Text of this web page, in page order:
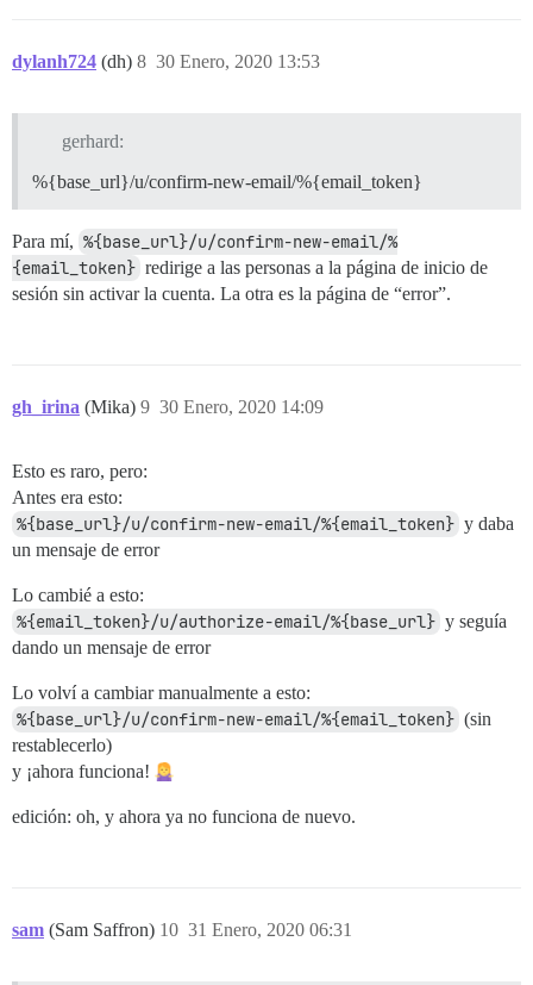
dylanh724 (dh) 30 Enero, 2020 13:53
8
gerhard:
%{base_url}/u/confirm-new-email/%{email_token}
Para mí, %{base_url}/u/confirm-new-email/%
{email_token} redirige a las personas a la página de inicio de
sesión sin activar la cuenta. La otra es la página de “error”.
gh_irina (Mika) 30 Enero, 2020 14:09
9
Esto es raro, pero:
Antes era esto:
%{base_url}/u/confirm-new-email/%{email_token} y daba
un mensaje de error
Lo cambié a esto:
%{email_token}/u/authorize-email/%{base_url} y seguía
dando un mensaje de error
Lo volví a cambiar manualmente a esto:
%{base_url}/u/confirm-new-email/%{email_token} (sin
restablecerlo)
y ¡ahora funciona!
edición: oh, y ahora ya no funciona de nuevo.
sam (Sam Saffron) 31 Enero, 2020 06:31
10